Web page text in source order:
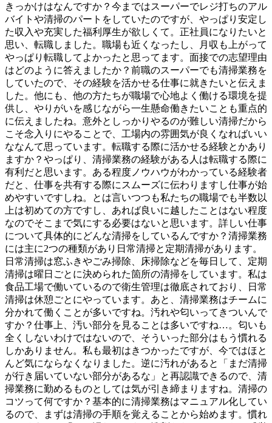
きっかけはなんですか？今まではスーパーでレジ打ちのアル
バイトや清掃のパートをしていたのですが、やっぱり安定し
た収入や充実した福利厚生が欲しくて。正社員になりたいと
思い、転職しました。職場も近くなったし、月収も上がって
やっぱり転職してよかったと思ってます。面接での志望理由
はどのように答えましたか？前職のスーパーでも清掃業務を
していたので、その経験を活かせる仕事に就きたいと伝えま
した。他にも、他の方たちが職場で心地よく働ける環境を提
供し、やりがいを感じながら一生懸命働きたいことも重点的
に伝えましたね。意外としっかりやるのが難しい清掃だから
こそ念入りにやることで、工場内の雰囲気が良くなればいい
ななんて思っています。転職する際に活かせる経験とかあり
ますか？やっぱり、清掃業務の経験がある人は転職する際に
有利だと思います。ある程度ノウハウがわかっている経験者
だと、仕事を共有する際にスムーズに伝わりますし仕事が始
めやすいですしね。とは言いつつも私たちの職場でも半数以
上は初めての方ですし、あれば良いに越したことはない程度
なのでそこまで気にする必要はないと思います。詳しい仕事
について具体的にどんな清掃をしているんですか？清掃業務
には主に2つの種類があり日常清掃と定期清掃があります。
日常清掃は窓ふきやごみ掃除、床掃除などを毎日して、定期
清掃は曜日ごとに決められた箇所の清掃をしています。私は
食品工場で働いているので衛生管理は徹底されており、日常
清掃は休憩ごとにやっています。あと、清掃業務はチームに
分かれて働くことが多いですね。汚れや匂いってきついんで
すか？仕事上、汚い部分を見ることは多いですね…。匂いも
全くしないわけではないので、そういった部分はもう慣れる
しかありません。私も最初はきつかったですが、今ではほと
んど気にならなくなりました。逆に汚れがあると「まだ清掃
が行き届いていない部分があるな」と再認識できるので、清
掃業務に勤めるものとしては気が引き締まりますね。清掃の
コツって何ですか？基本的に清掃業務はマニュアル化してい
るので、まずは清掃の手順を覚えることから始めます。慣れ